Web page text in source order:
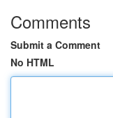
Comments
Submit a Comment
No HTML